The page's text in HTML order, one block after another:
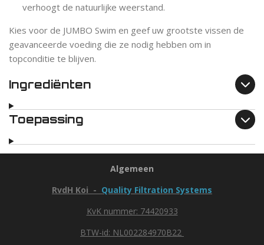
verhoogt de natuurlijke weerstand.
Kies voor de JUMBO Swim en geef uw grootste vissen de
geavanceerde voeding die ze nodig hebben om in
topconditie te blijven.
Ingrediënten
Toepassing
Algemeen
RvdH Koi - Quality Filtration Systems
KvK nummer: 74420933
BTW-id: NL002284970B22